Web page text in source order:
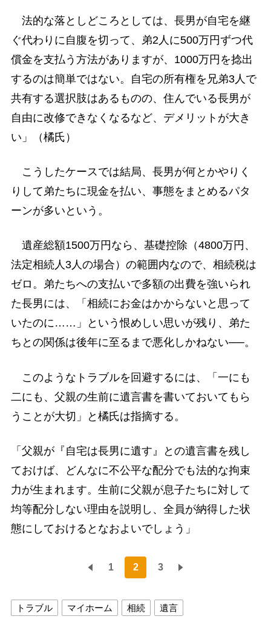
法的な落としどころとしては、長男が自宅を継
ぐ代わりに自腹を切って、弟2人に500万円ずつ代
償金を支払う方法がありますが、1000万円を捻出
するのは簡単ではない。自宅の所有権を兄弟3人で
共有する選択肢はあるものの、住んでいる長男が
自由に改修できなくなるなど、デメリットが大き
い」（橘氏）
こうしたケースでは結局、長男が何とかやりく
りして弟たちに現金を払い、事態をまとめるパタ
ーンが多いという。
遺産総額1500万円なら、基礎控除（4800万円、
法定相続人3人の場合）の範囲内なので、相続税は
ゼロ。弟たちへの支払いで多額の出費を強いられ
た長男には、「相続にお金はかからないと思って
いたのに……」という恨めしい思いが残り、弟た
ちとの関係は後年に至るまで悪化しかねない──。
このようなトラブルを回避するには、「一にも
二にも、父親の生前に遺言書を書いておいてもら
うことが大切」と橘氏は指摘する。
「父親が『自宅は長男に遺す』との遺言書を残し
ておけば、どんなに不公平な配分でも法的な拘束
力が生まれます。生前に父親が息子たちに対して
均等配分しない理由を説明し、全員が納得した状
態にしておけるとなおよいでしょう」
1 2 3
トラブル マイホーム 相続 遺言